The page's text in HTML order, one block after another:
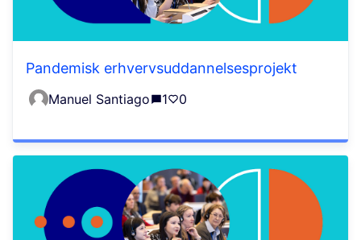
Pandemisk erhvervsuddannelsesprojekt
Manuel Santiago 1 0